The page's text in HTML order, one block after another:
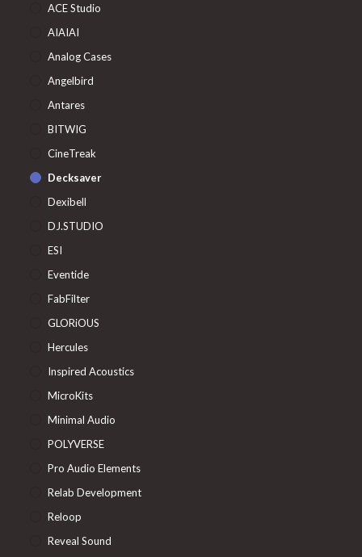
ACE Studio
AIAIAI
Analog Cases
Angelbird
Antares
BITWIG
CineTreak
Decksaver
Dexibell
DJ.STUDIO
ESI
Eventide
FabFilter
GLORiOUS
Hercules
Inspired Acoustics
MicroKits
Minimal Audio
POLYVERSE
Pro Audio Elements
Relab Development
Reloop
Reveal Sound